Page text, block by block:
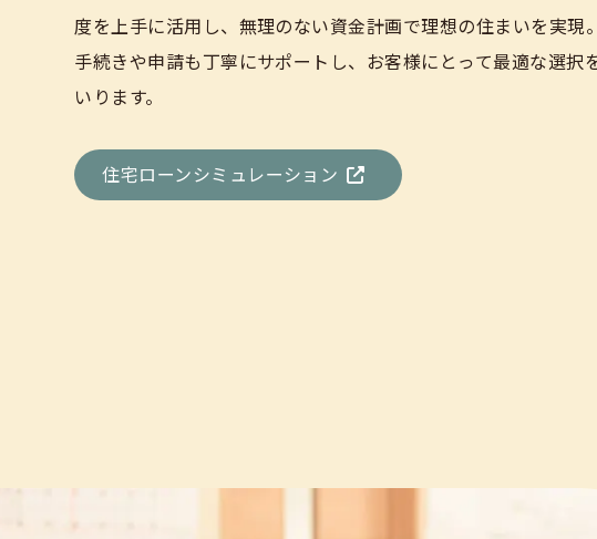
度を上手に活用し、無理のない資金計画で理想の住まいを実現
手続きや申請も丁寧にサポートし、お客様にとって最適な選択
いります。
住宅ローンシミュレーション